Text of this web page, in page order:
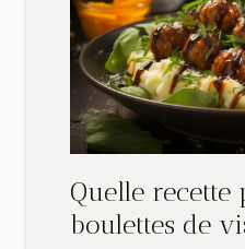
Quelle recette
boulettes de